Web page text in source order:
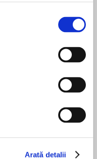
Arată detalii
and brilliant’